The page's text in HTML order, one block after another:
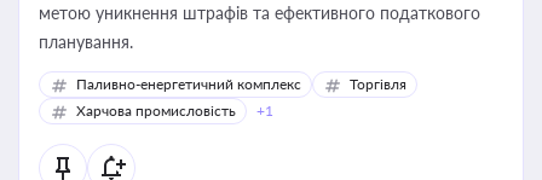
метою уникнення штрафів та ефективного податкового
планування.
Паливно-енергетичний комплекс
Торгівля
Харчова промисловість
+1